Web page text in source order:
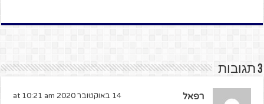
3 תגובות
רפאל 14 באוקטובר 2020 at 10:21 am